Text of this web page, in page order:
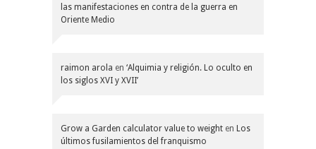
las manifestaciones en contra de la guerra en
Oriente Medio
raimon arola en ‘Alquimia y religión. Lo oculto en
los siglos XVI y XVII’
Grow a Garden calculator value to weight en Los
últimos fusilamientos del franquismo